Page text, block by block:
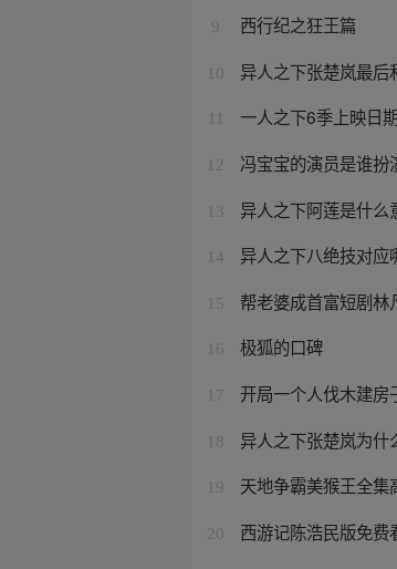
9 西行纪之狂王篇
10 异人之下张楚岚最后
一人之下6季上映日
12 冯宝宝的演员是谁扮
13 异人之下阿莲是什么
14 异人之下八绝技对应
15 帮老婆成首富短剧林
16 极狐的口碑
17 开局一个人伐木建房
18 异人之下张楚岚为什
19 天地争霸美猴王全集
20 西游记陈浩民版免费